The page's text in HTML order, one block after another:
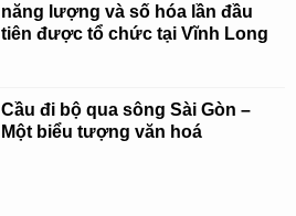
năng lượng và số hóa lần đầu
tiên được tổ chức tại Vĩnh Long
Cầu đi bộ qua sông Sài Gòn –
Một biểu tượng văn hoá